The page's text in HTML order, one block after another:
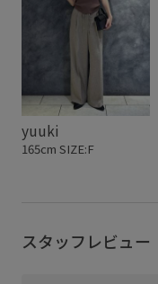
yuuki
165cm SIZE:F
スタッフレビュー